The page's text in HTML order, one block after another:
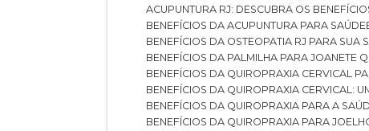
ACUPUNTURA RJ: DESCUBRA OS
BENEFÍCIOS DA ACUPUNTURA PARA SAÚDE
BENEFÍCIOS DA OSTEOPATIA RJ PARA SUA
BENEFÍCIOS DA PALMILHA PARA JOANETE
BENEFÍCIOS DA QUIROPRAXIA CERVICAL
BENEFÍCIOS DA QUIROPRAXIA CERVICAL:
BENEFÍCIOS DA QUIROPRAXIA PARA A
BENEFÍCIOS DA QUIROPRAXIA PARA